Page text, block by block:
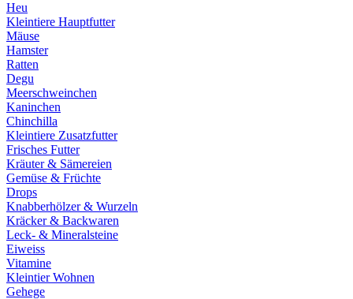
Heu
Kleintiere Hauptfutter
Mäuse
Hamster
Ratten
Degu
Meerschweinchen
Kaninchen
Chinchilla
Kleintiere Zusatzfutter
Frisches Futter
Kräuter & Sämereien
Gemüse & Früchte
Drops
Knabberhölzer & Wurzeln
Kräcker & Backwaren
Leck- & Mineralsteine
Eiweiss
Vitamine
Kleintier Wohnen
Gehege